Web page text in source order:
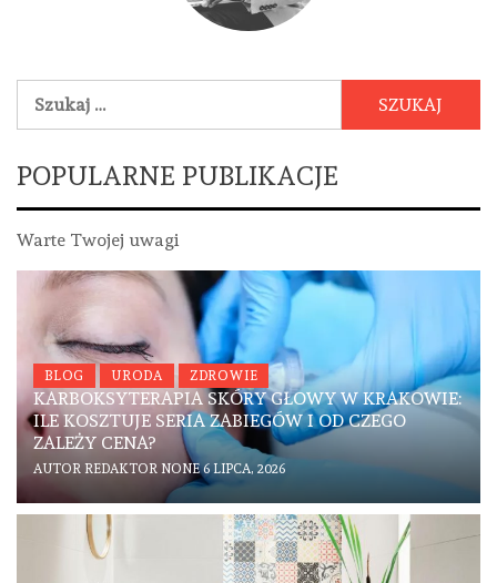
Szukaj:
POPULARNE PUBLIKACJE
Warte Twojej uwagi
BLOG URODA ZDROWIE
KARBOKSYTERAPIA SKÓRY GŁOWY W KRAKOWIE:
ILE KOSZTUJE SERIA ZABIEGÓW I OD CZEGO
ZALEŻY CENA?
AUTOR REDAKTOR NONE 6 LIPCA, 2026